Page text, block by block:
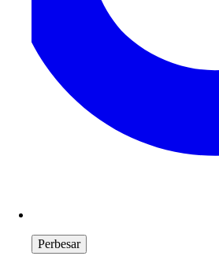
Perbesar